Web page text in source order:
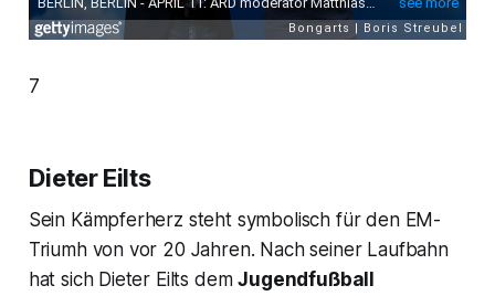
7
Dieter Eilts
Sein Kämpferherz steht symbolisch für den EM-
Triumh von vor 20 Jahren. Nach seiner Laufbahn
hat sich Dieter Eilts demJugendfußball